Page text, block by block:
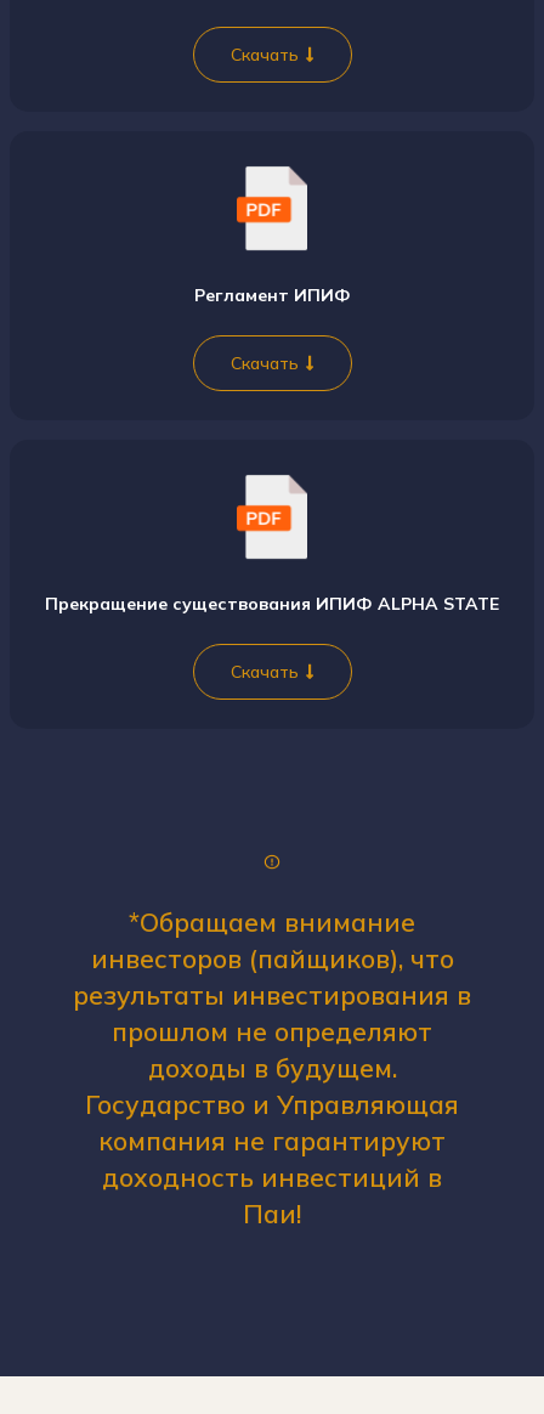
Скачать
Регламент ИПИФ
Скачать
Прекращение существования ИПИФ ALPHA STATE
Скачать
*Обращаем внимание
инвесторов (пайщиков), что
результаты инвестирования в
прошлом не определяют
доходы в будущем.
Государство и Управляющая
компания не гарантируют
доходность инвестиций в
Паи!